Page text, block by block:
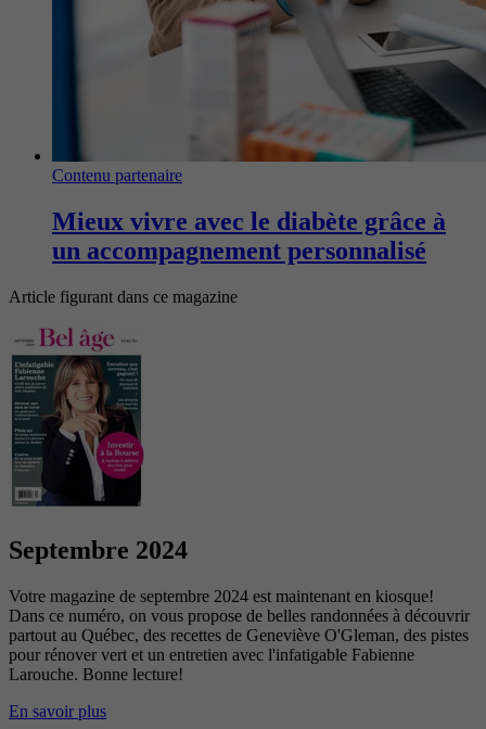
Contenu partenaire
Mieux vivre avec le diabète grâce à
un accompagnement personnalisé
Article figurant dans ce magazine
Septembre 2024
Votre magazine de septembre 2024 est maintenant en kiosque!
Dans ce numéro, on vous propose de belles randonnées à découvrir
partout au Québec, des recettes de Geneviève O'Gleman, des pistes
pour rénover vert et un entretien avec l'infatigable Fabienne
Larouche. Bonne lecture!
En savoir plus